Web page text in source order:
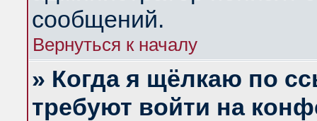
сообщений.
Вернуться к началу
» Когда я щёлкаю по
требуют войти на